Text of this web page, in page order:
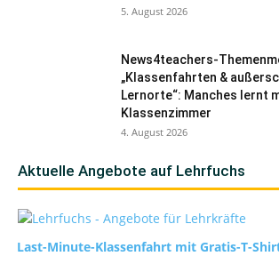
5. August 2026
News4teachers-
„Klassenfahrten &
Lernorte“: Manches lernt
Klassenzimmer
4. August 2026
Aktuelle Angebote auf Lehrfuchs
Last-Minute-Klassenfahrt mit Gratis-T-